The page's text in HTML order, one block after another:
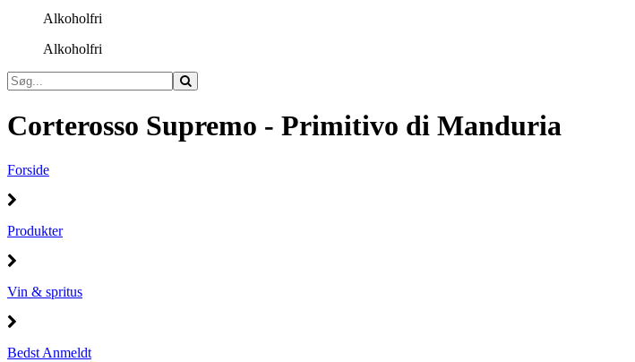
Alkoholfri
Alkoholfri
Corterosso Supremo - Primitivo di Manduria
Forside
Produkter
Vin & spritus
Bedst Anmeldt